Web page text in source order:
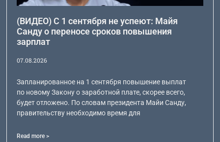
(ВИДЕО) С 1 сентября не успеют: Майя
Санду о переносе сроков повышения
зарплат
07.08.2026
Запланированное на 1 сентября повышение выплат
по новому Закону о заработной плате, скорее всего,
будет отложено. По словам президента Майи Санду,
правительству необходимо время для
Read more >